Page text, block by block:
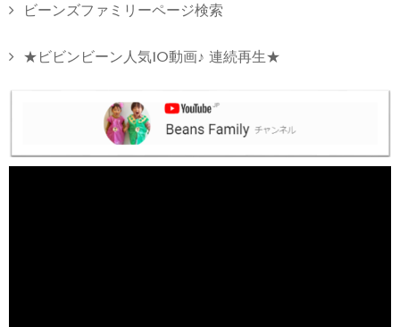
ビーンズファミリーページ検索
★ビビンビーン人気10動画♪ 連続再生★